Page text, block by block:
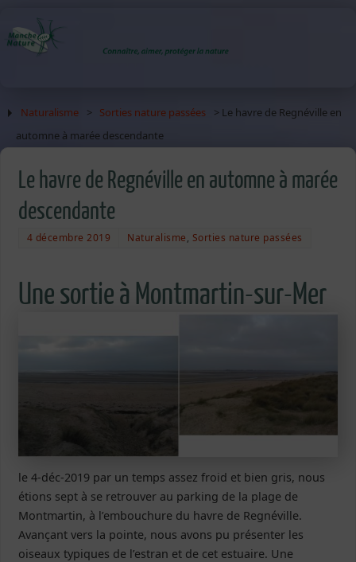
Naturalisme > Sorties nature passées
> Le havre de Regnéville en
automne à marée descendante
Le havre de Regnéville en automne à marée
descendante
4 décembre 2019 Naturalisme, Sorties nature passées
Une sortie à Montmartin-sur-Mer
le 4-déc-2019 par un temps assez froid et bien gris, nous
étions sept à se retrouver au parking de la plage de
Montmartin, à l’embouchure du havre de Regnéville.
Avançant vers la pointe, nous avons pu présenter les
oiseaux typiques de l’estran et de cet estuaire. Une